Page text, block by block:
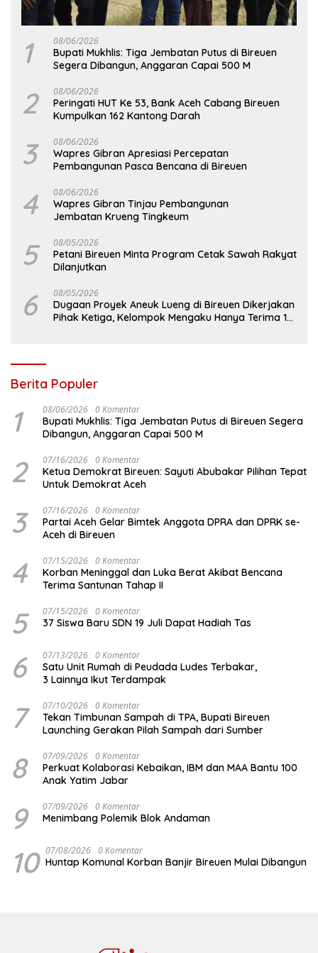
1 08/06/2026
Bupati Mukhlis: Tiga Jembatan Putus di Bireuen
Segera Dibangun, Anggaran Capai 500 M
2 08/06/2026
Peringati HUT Ke 53, Bank Aceh Cabang Bireuen
Kumpulkan 162 Kantong Darah
3 08/06/2026
Wapres Gibran Apresiasi Percepatan
Pembangunan Pasca Bencana di Bireuen
4 08/06/2026
Wapres Gibran Tinjau Pembangunan
Jembatan Krueng Tingkeum
5 08/05/2026
Petani Bireuen Minta Program Cetak Sawah Rakyat
Dilanjutkan
6 08/05/2026
Dugaan Proyek Aneuk Lueng di Bireuen Dikerjakan
Pihak Ketiga, Kelompok Mengaku Hanya Terima 10
Berita Populer
1 08/06/2026 0 Komentar
Bupati Mukhlis: Tiga Jembatan Putus di Bireuen Segera
Dibangun, Anggaran Capai 500 M
2 07/16/2026 0 Komentar
Ketua Demokrat Bireuen: Sayuti Abubakar Pilihan Tepat
Untuk Demokrat Aceh
3 07/16/2026 0 Komentar
Partai Aceh Gelar Bimtek Anggota DPRA dan DPRK se-
Aceh di Bireuen
4 07/15/2026 0 Komentar
Korban Meninggal dan Luka Berat Akibat Bencana
Terima Santunan Tahap II
5 07/15/2026 0 Komentar
37 Siswa Baru SDN 19 Juli Dapat Hadiah Tas
6 07/13/2026 0 Komentar
Satu Unit Rumah di Peudada Ludes Terbakar,
3 Lainnya Ikut Terdampak
7 07/10/2026 0 Komentar
Tekan Timbunan Sampah di TPA, Bupati Bireuen
Launching Gerakan Pilah Sampah dari Sumber
8 07/09/2026 0 Komentar
Perkuat Kolaborasi Kebaikan, IBM dan MAA Bantu 100
Anak Yatim Jabar
9 07/09/2026 0 Komentar
Menimbang Polemik Blok Andaman
10 07/08/2026 0 Komentar
Huntap Komunal Korban Banjir Bireuen Mulai Dibangun